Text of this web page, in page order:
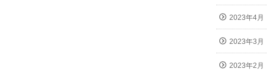
2023年4月
2023年3月
2023年2月